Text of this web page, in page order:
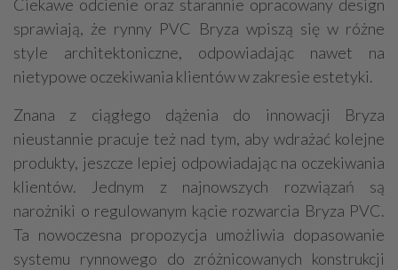
Ciekawe odcienie oraz starannie opracowany design
sprawiają, że rynny PVC Bryza wpiszą się w różne
style architektoniczne, odpowiadając nawet na
nietypowe oczekiwania klientów w zakresie estetyki.
Znana z ciągłego dążenia do innowacji Bryza
nieustannie pracuje też nad tym, aby wdrażać kolejne
produkty, jeszcze lepiej odpowiadając na oczekiwania
klientów. Jednym z najnowszych rozwiązań są
narożniki o regulowanym kącie rozwarcia Bryza PVC.
Ta nowoczesna propozycja umożliwia dopasowanie
systemu rynnowego do zróżnicowanych konstrukcji